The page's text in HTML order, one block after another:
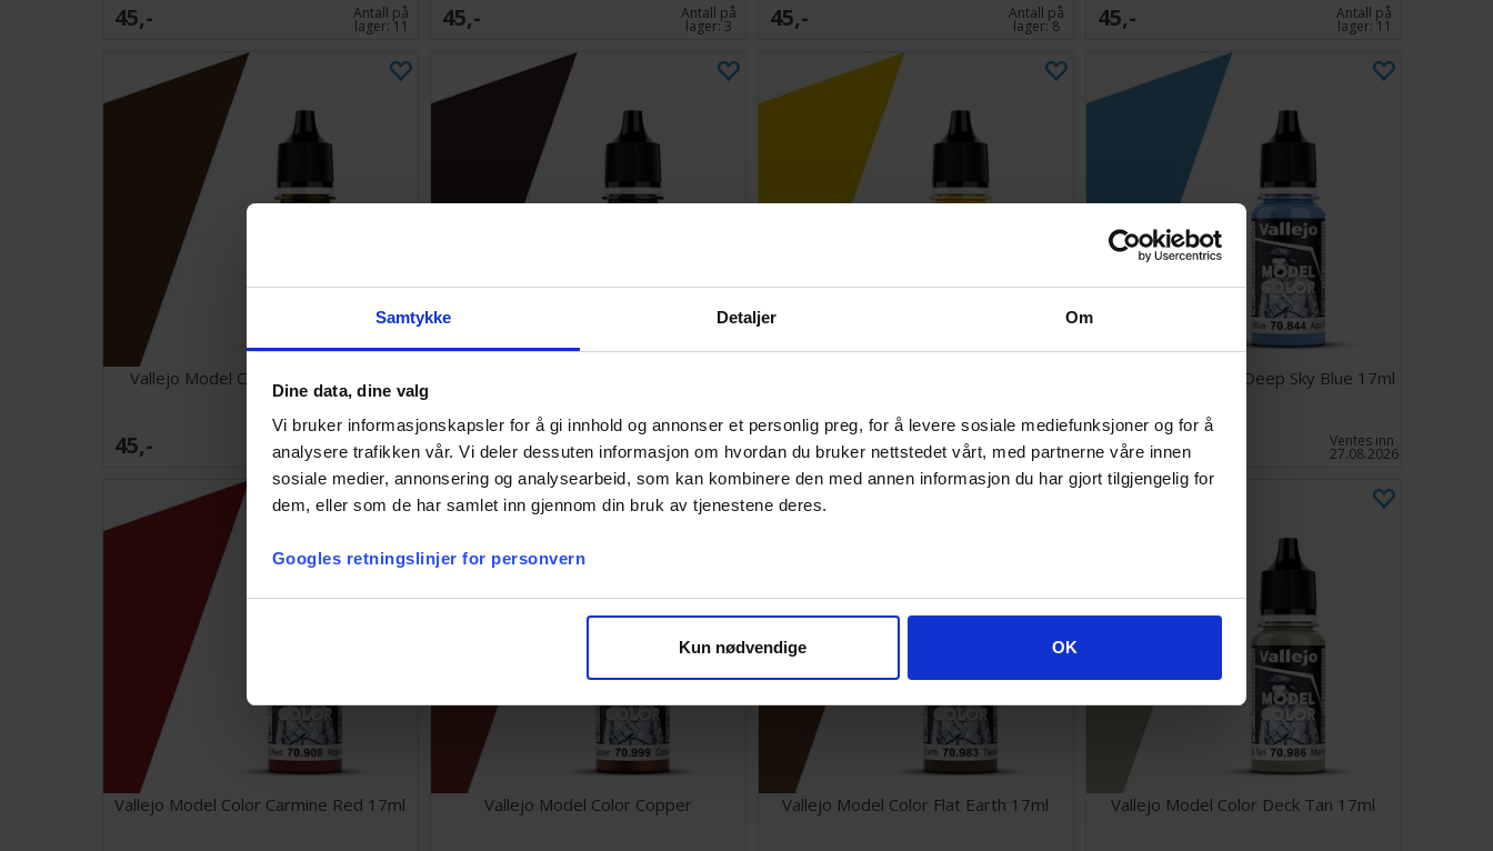
Samtykke Detaljer Om
Dine data, dine valg
Vi bruker informasjonskapsler for å gi innhold og annonser et personlig preg, for å levere sosiale mediefunksjoner og for å
analysere trafikken vår. Vi deler dessuten informasjon om hvordan du bruker nettstedet vårt, med partnerne våre innen
sosiale medier, annonsering og analysearbeid, som kan kombinere den med annen informasjon du har gjort tilgjengelig for
dem, eller som de har samlet inn gjennom din bruk av tjenestene deres.
Googles retningslinjer for personvern
Kun nødvendige OK
45,- Antall på
lager: 11 45,- Antall på
lager:3 45,- Antall på
lager:8 45,- Antall på
lager: 11
Vallejo Model Color Old Gold 17ml
45,- lager:12 45,- lager: 10 45,- 27.08.2026
Vallejo Model Color Deep Sky Blue 17ml
45,- Ventes inn
27.08.2026
Vallejo Model Color Carmine Red 17ml Vallejo Model Color Copper Vallejo Model Color Flat Earth 17ml Vallejo Model Color Deck Tan 17ml